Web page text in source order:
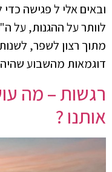
ובאים אלי ל פגישה
לוותר על ההגנות, על
מתוך רצון לשפר,
דוגמאות מהשבוע
רגשות – מה
אותנו ?